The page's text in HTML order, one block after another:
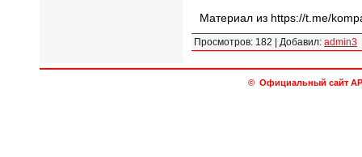
Материал из https://t.me/
Просмотров: 182 Добавил: admin3
© Официальный сайт